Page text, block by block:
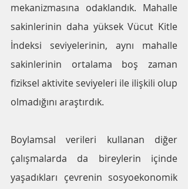
mekanizmasına odaklandık. Mahalle
sakinlerinin daha yüksek Vücut Kitle
İndeksi seviyelerinin, aynı mahalle
sakinlerinin ortalama boş zaman
fiziksel aktivite seviyeleri ile ilişkili olup
olmadığını araştırdık.
Boylamsal verileri kullanan diğer
çalışmalarda da bireylerin içinde
yaşadıkları çevrenin sosyoekonomik